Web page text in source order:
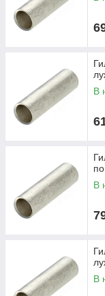
В
В
В